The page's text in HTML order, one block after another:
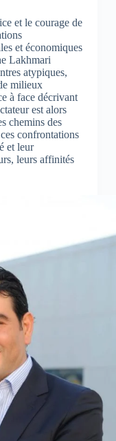
et le courage de
et économiques
Lakhmari
atypiques,
milieux
à face décrivant
est alors
chemins des
confrontations
et leur
leurs affinités